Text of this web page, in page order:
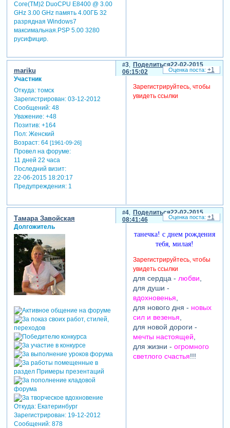
Core(TM)2 DuoCPU E8400 @ 3.00
GHz 3.00 GHz память 4.00ГБ 32
разрядная Windows7
максимальная.PSP 5.00 3280
русифицир.
Поделиться
3
22-02-2015
06:15:02
mariku
Участник
Откуда:томск
Зарегистрирован: 03-12-2012
Сообщений:48
Уважение: +48
Позитив: +164
Пол:Женский
Возраст:64 [1961-09-26]
Провел на форуме:
11 дней 22 часа
Последний визит:
22-06-2015 18:20:17
Предупреждения:1
Зарегистрируйтесь, чтобы
увидеть ссылки
+1
Поделиться
4
22-02-2015
08:41:46
Тамара Завойская
Долгожитель
Откуда:Екатеринбург
Зарегистрирован: 19-12-2012
Сообщений:878
танечка! с днем рождения
тебя, милая!
Зарегистрируйтесь, чтобы
увидеть ссылки
для сердца - любви,
для души -
вдохновенья,
для нового дня - новых
сил и везенья,
для новой дороги -
мечты настоящей,
для жизни - огромного
светлого счастья!!!
+1